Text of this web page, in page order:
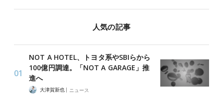
人気の記事
NOT A HOTEL、トヨタ系やSBIらから
100億円調達。「NOT A GARAGE」推
進へ
大津賀新也 | ニュース